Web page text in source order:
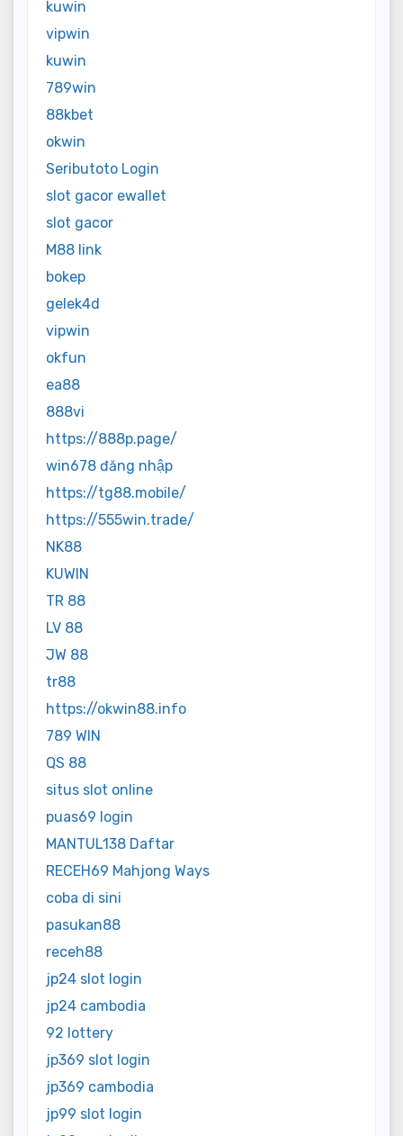
kuwin
vipwin
kuwin
789win
88kbet
okwin
Seributoto Login
slot gacor ewallet
slot gacor
M88 link
bokep
gelek4d
vipwin
okfun
ea88
888vi
https://888p.page/
win678 đăng nhập
https://tg88.mobile/
https://555win.trade/
NK88
KUWIN
TR 88
LV 88
JW 88
tr88
https://okwin88.info
789 WIN
QS 88
situs slot online
puas69 login
MANTUL138 Daftar
RECEH69 Mahjong Ways
coba di sini
pasukan88
receh88
jp24 slot login
jp24 cambodia
92 lottery
jp369 slot login
jp369 cambodia
jp99 slot login